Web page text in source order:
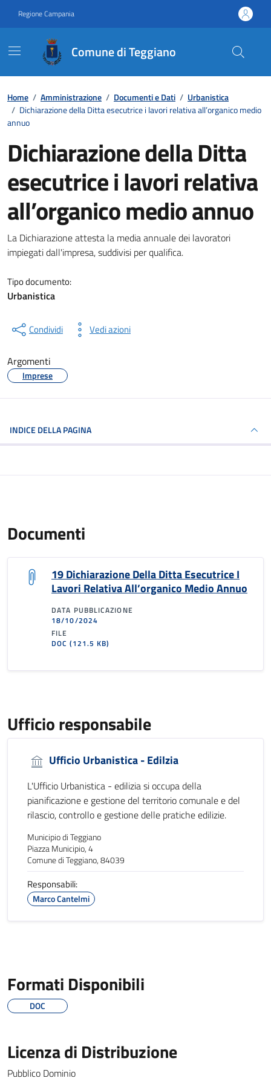
Regione Campania
Comune di Teggiano
Contenuti in evidenza
Home / Amministrazione / Documenti e Dati / Urbanistica
/ Dichiarazione della Ditta esecutrice i lavori relativa all’organico medio
annuo
Dichiarazione della Ditta
esecutrice i lavori relativa
all’organico medio annuo
Dettagli del documento
La Dichiarazione attesta la media annuale dei lavoratori
impiegati dall'impresa, suddivisi per qualifica.
Tipo documento:
Urbanistica
Condividi Vedi azioni
Argomenti
Imprese
INDICE DELLA PAGINA
Documenti
19 Dichiarazione Della Ditta Esecutrice I
Lavori Relativa All’organico Medio Annuo
DATA PUBBLICAZIONE
18/10/2024
FILE
DOC(121.5 KB)
Ufficio responsabile
Ufficio Urbanistica - Edilzia
L'Ufficio Urbanistica - edilizia si occupa della
pianificazione e gestione del territorio comunale e del
rilascio, controllo e gestione delle pratiche edilizie.
Municipio di Teggiano
Piazza Municipio, 4
Comune di Teggiano, 84039
Responsabili:
Marco Cantelmi
Formati Disponibili
DOC
Licenza di Distribuzione
Pubblico Dominio